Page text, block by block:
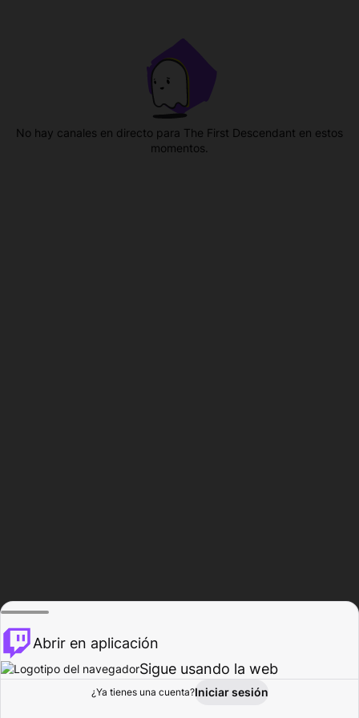
Explorar Actividad
No hay canales en directo para The First Descendant en estos
momentos.
Abrir en aplicación
Sigue usando la web
¿Ya tienes una cuenta?Iniciar sesión